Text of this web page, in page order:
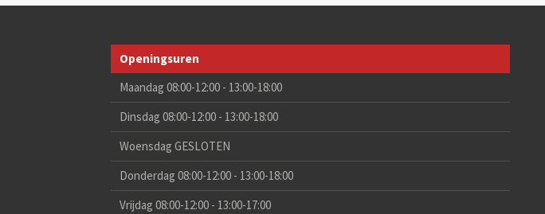
Openingsuren
Maandag 08:00-12:00 - 13:00-18:00
Dinsdag 08:00-12:00 - 13:00-18:00
Woensdag GESLOTEN
Donderdag 08:00-12:00 - 13:00-18:00
Vrijdag 08:00-12:00 - 13:00-17:00